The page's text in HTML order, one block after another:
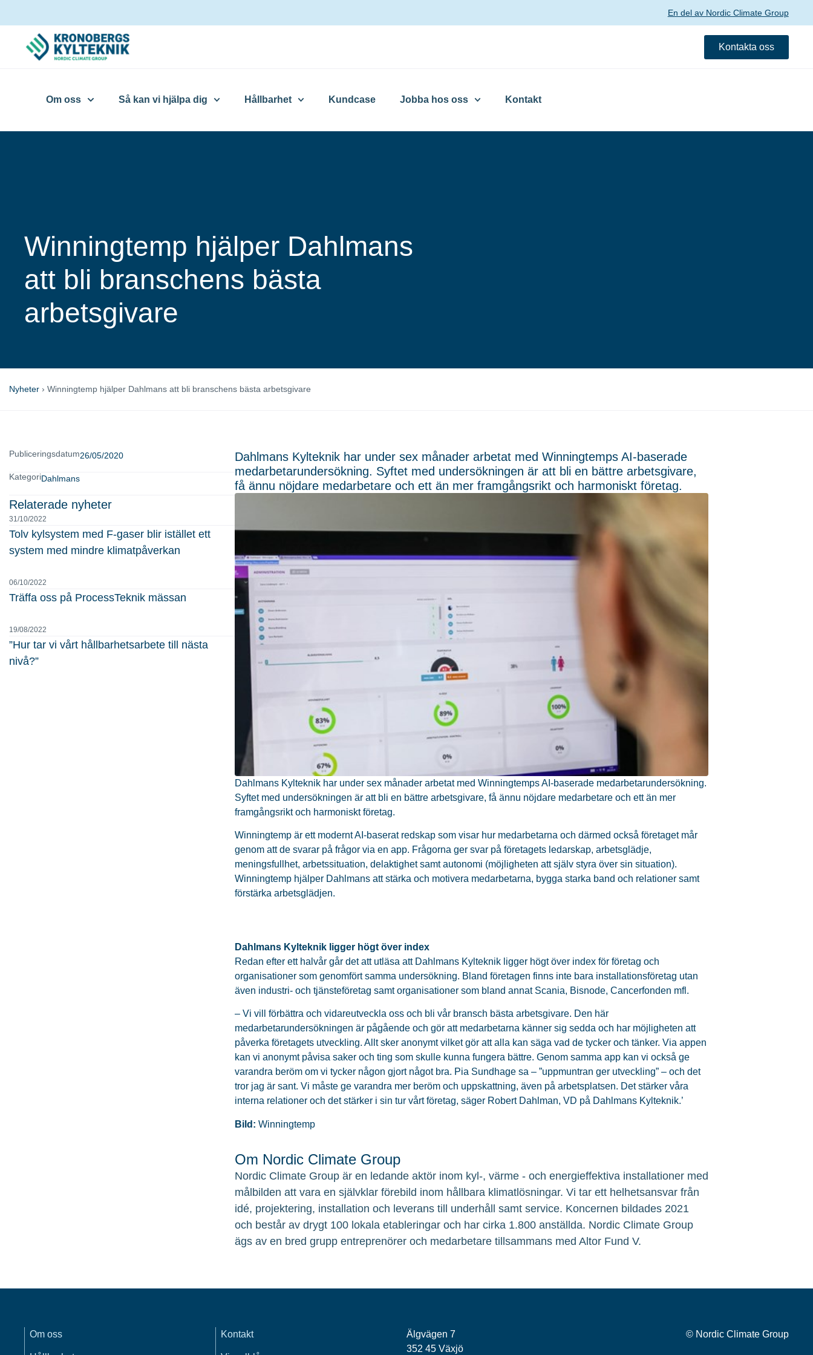
En del av Nordic Climate Group
Kontakta oss
Om oss Så kan vi hjälpa dig Hållbarhet Kundcase Jobba hos oss Kontakt
Winningtemp hjälper Dahlmans
att bli branschens bästa
arbetsgivare
Nyheter › Winningtemp hjälper Dahlmans att bli branschens bästa arbetsgivare
Publiceringsdatum26/05/2020
KategoriDahlmans
Relaterade nyheter
31/10/2022
Tolv kylsystem med F-gaser blir istället ett
system med mindre klimatpåverkan
06/10/2022
Träffa oss på ProcessTeknik mässan
19/08/2022
”Hur tar vi vårt hållbarhetsarbete till nästa
nivå?”
Dahlmans Kylteknik har under sex månader arbetat med Winningtemps AI-baserade
medarbetarundersökning. Syftet med undersökningen är att bli en bättre arbetsgivare,
få ännu nöjdare medarbetare och ett än mer framgångsrikt och harmoniskt företag.
Dahlmans Kylteknik har under sex månader arbetat med Winningtemps AI-baserade medarbetarundersökning.
Syftet med undersökningen är att bli en bättre arbetsgivare, få ännu nöjdare medarbetare och ett än mer
framgångsrikt och harmoniskt företag.
Winningtemp är ett modernt AI-baserat redskap som visar hur medarbetarna och därmed också företaget mår
genom att de svarar på frågor via en app. Frågorna ger svar på företagets ledarskap, arbetsglädje,
meningsfullhet, arbetssituation, delaktighet samt autonomi (möjligheten att själv styra över sin situation).
Winningtemp hjälper Dahlmans att stärka och motivera medarbetarna, bygga starka band och relationer samt
förstärka arbetsglädjen.
Dahlmans Kylteknik ligger högt över index
Redan efter ett halvår går det att utläsa att Dahlmans Kylteknik ligger högt över index för företag och
organisationer som genomfört samma undersökning. Bland företagen finns inte bara installationsföretag utan
även industri- och tjänsteföretag samt organisationer som bland annat Scania, Bisnode, Cancerfonden mfl.
– Vi vill förbättra och vidareutveckla oss och bli vår bransch bästa arbetsgivare. Den här
medarbetarundersökningen är pågående och gör att medarbetarna känner sig sedda och har möjligheten att
påverka företagets utveckling. Allt sker anonymt vilket gör att alla kan säga vad de tycker och tänker. Via appen
kan vi anonymt påvisa saker och ting som skulle kunna fungera bättre. Genom samma app kan vi också ge
varandra beröm om vi tycker någon gjort något bra. Pia Sundhage sa – ”uppmuntran ger utveckling” – och det
tror jag är sant. Vi måste ge varandra mer beröm och uppskattning, även på arbetsplatsen. Det stärker våra
interna relationer och det stärker i sin tur vårt företag, säger Robert Dahlman, VD på Dahlmans Kylteknik.’
Bild: Winningtemp
Om Nordic Climate Group
Nordic Climate Group är en ledande aktör inom kyl-, värme - och energieffektiva installationer med
målbilden att vara en självklar förebild inom hållbara klimatlösningar. Vi tar ett helhetsansvar från
idé, projektering, installation och leverans till underhåll samt service. Koncernen bildades 2021
och består av drygt 100 lokala etableringar och har cirka 1.800 anställda. Nordic Climate Group
ägs av en bred grupp entreprenörer och medarbetare tillsammans med Altor Fund V.
Om oss Kontakt
Älgvägen 7
352 45 Växjö
© Nordic Climate Group